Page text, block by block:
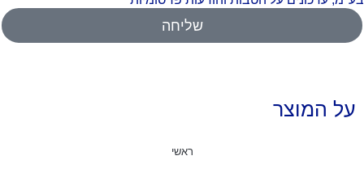
שליחה
על המוצר
ראשי